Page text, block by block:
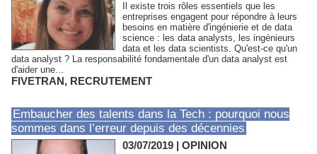
Il existe trois rôles essentiels que les
entreprises engagent pour répondre à leurs
besoins en matière d'ingénierie et de data
science : les data analysts, les ingénieurs
data et les data scientists. Qu'est-ce qu'un
data analyst ? La responsabilité fondamentale d'un data analyst est
d'aider une...
FIVETRAN, RECRUTEMENT
Embaucher des talents dans la Tech : pourquoi nous
sommes dans l’erreur depuis des décennies
03/07/2019 | OPINION